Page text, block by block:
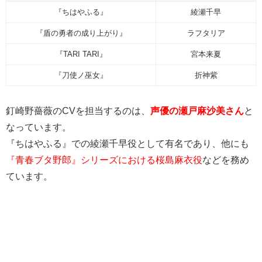
『ちはやふる』 綾瀬千早
『盾の勇者の成り上がり』 ラフタリア
『TARI TARI』 宮本来夏
『刀使ノ巫女』 折神紫
釘崎野薔薇のCVを担当するのは、 声優の瀬戸麻沙美さんと
なっています。
『ちはやふる』での綾瀬千早役として有名であり、他にも
『青春ブタ野郎』シリーズにおける桜島麻衣役などを務め
ています。